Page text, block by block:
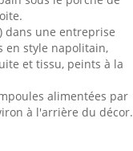
dans une entreprise
en style napolitain,
et tissu, peints à la
alimentées par
à l'arrière du décor.